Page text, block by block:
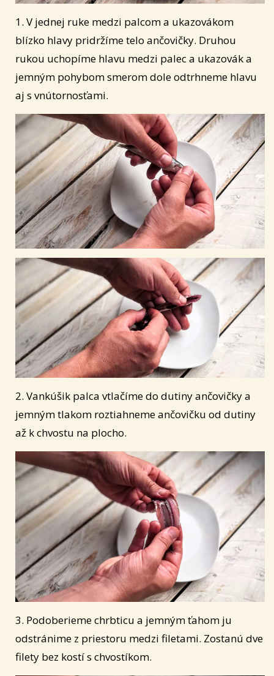
1. V jednej ruke medzi palcom a ukazovákom
blízko hlavy pridržíme telo ančovičky. Druhou
rukou uchopíme hlavu medzi palec a ukazovák a
jemným pohybom smerom dole odtrhneme hlavu
aj s vnútornosťami.
2. Vankúšik palca vtlačíme do dutiny ančovičky a
jemným tlakom roztiahneme ančovičku od dutiny
až k chvostu na plocho.
3. Podoberieme chrbticu a jemným ťahom ju
odstránime z priestoru medzi filetami. Zostanú dve
filety bez kostí s chvostíkom.